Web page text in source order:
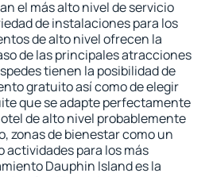
el más alto nivel de servicio
de instalaciones para los
de alto nivel ofrecen la
de las principales atracciones
tienen la posibilidad de
gratuito así como de elegir
que se adapte perfectamente
de alto nivel probablemente
zonas de bienestar como un
actividades para los más
Dauphin Island es la